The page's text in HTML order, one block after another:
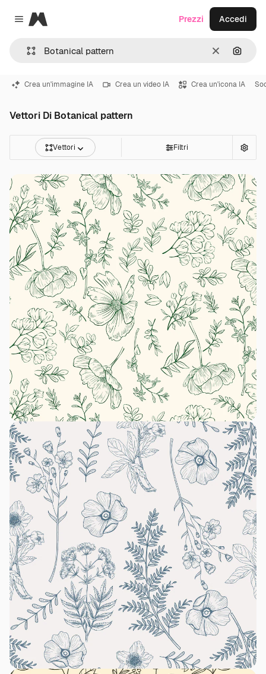
Close menu
Magnific
CancellaCerca
Prezzi Accedi
Crea un'immagine IA Crea un video IA Crea un'icona IA
Vettori Di Botanical pattern
Vettori Filtri